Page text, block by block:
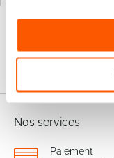
Nos services
Paiement